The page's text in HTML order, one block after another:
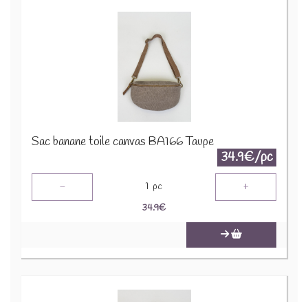
Sac banane toile canvas BA166 Taupe
34.9€/pc
- 1 pc +
34.9€